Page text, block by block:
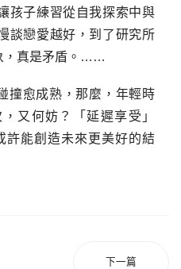
孩子練習從自我探索中與
談戀愛越好，到了研究所
，真是矛盾。……
撞愈成熟，那麼，年輕時
又何妨？「延遲享受」
許能創造未來更美好的結
下一篇